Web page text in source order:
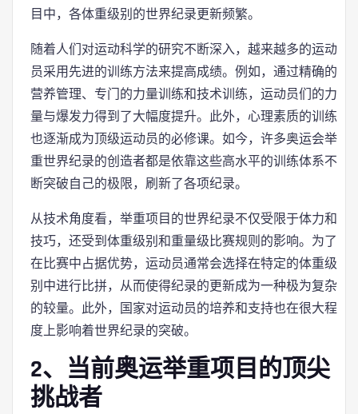
目中，各体重级别的世界纪录更新频繁。
随着人们对运动科学的研究不断深入，越来越多的运动
员采用先进的训练方法来提高成绩。例如，通过精确的
营养管理、专门的力量训练和技术训练，运动员们的力
量与爆发力得到了大幅度提升。此外，心理素质的训练
也逐渐成为顶级运动员的必修课。如今，许多奥运会举
重世界纪录的创造者都是依靠这些高水平的训练体系不
断突破自己的极限，刷新了各项纪录。
从技术角度看，举重项目的世界纪录不仅受限于体力和
技巧，还受到体重级别和重量级比赛规则的影响。为了
在比赛中占据优势，运动员通常会选择在特定的体重级
别中进行比拼，从而使得纪录的更新成为一种极为复杂
的较量。此外，国家对运动员的培养和支持也在很大程
度上影响着世界纪录的突破。
2、当前奥运举重项目的顶尖
挑战者